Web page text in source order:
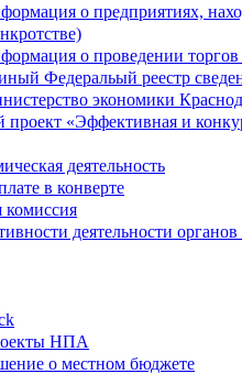
о предприятиях,
о проведении
Федеральый реестр
экономики
«Эффективная и
деятельность
в конверте
комиссия
деятельности
НПА
о местном бюджете